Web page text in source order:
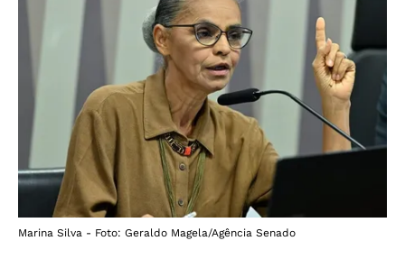
Marina Silva - Foto: Geraldo Magela/Agência Senado